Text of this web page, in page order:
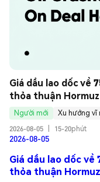
Giá dầu lao dốc về
thỏa thuận Hormuz
Người mới
Xu hướng vĩ
2026-08-05
15-20phút
2026-08-05
Giá dầu lao dốc về
thỏa thuận Hormuz